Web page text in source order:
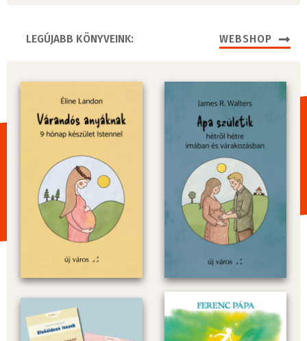
LEGÚJABB KÖNYVEINK: WEBSHOP